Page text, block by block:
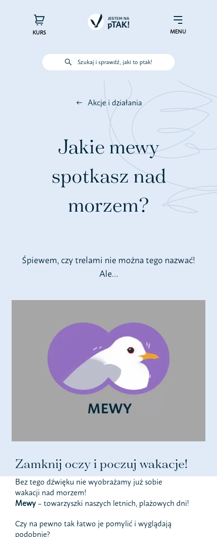
KURS MENU
Szukaj i sprawdź, jaki to ptak!
Poznaj ptaki
Działaj dla ptaków
Wspieraj finansowo
Poznaj nas – zespół Jestem na
pTAK!
Sprawdź efekty
Akcje i działania
Jakie mewy
spotkasz nad
morzem?
Śpiewem, czy trelami nie można tego nazwać!
Ale…
Zamknij oczy i poczuj wakacje!
Bez tego dźwięku nie wyobrażamy już sobie
wakacji nad morzem!
Mewy – towarzyszki naszych letnich, plażowych dni!
Czy na pewno tak łatwo je pomylić i wyglądają
podobnie?